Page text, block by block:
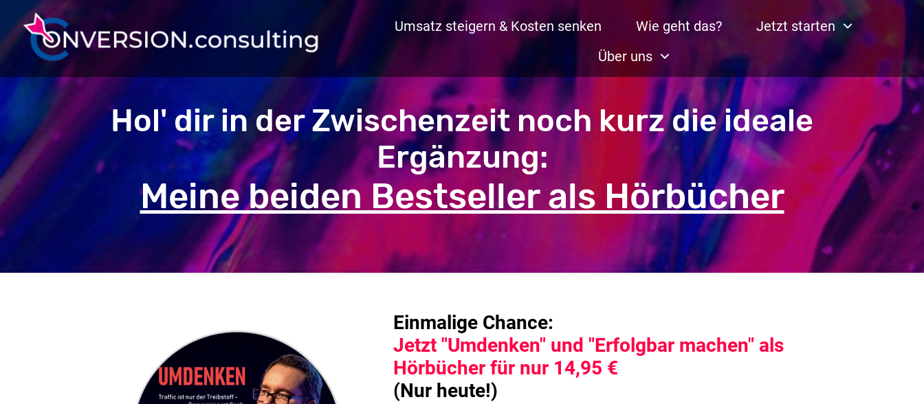
Umsatz steigern & Kosten senken Wie geht das?
Jetzt starten
Über uns
Hol' dir in der Zwischenzeit noch kurz die ideale
Ergänzung:
Meine beiden Bestseller als Hörbücher
Einmalige Chance:
Jetzt "Umdenken" und "Erfolgbar machen" als
Hörbücher für nur 14,95 €
(Nur heute!)